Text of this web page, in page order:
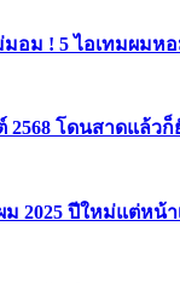
อม ! 5 ไอเทมผมห
2568 โดนสาดแล้วก็
ม 2025 ปีใหม่แต่หน้